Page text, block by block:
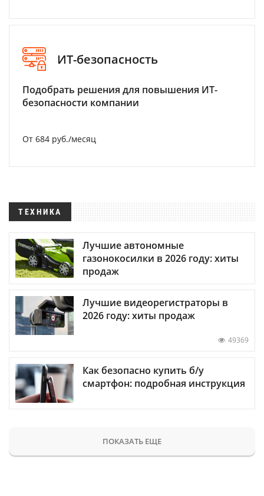
ИТ-безопасность
Подобрать решения для повышения ИТ-
безопасности компании
От 684 руб./месяц
ТЕХНИКА
Лучшие автономные
газонокосилки в 2026 году: хиты
продаж
Лучшие видеорегистраторы в
2026 году: хиты продаж
49369
Как безопасно купить б/у
смартфон: подробная инструкция
ПОКАЗАТЬ ЕЩЕ